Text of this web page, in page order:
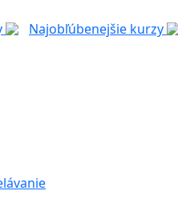
Najobľúbenejšie kurzy